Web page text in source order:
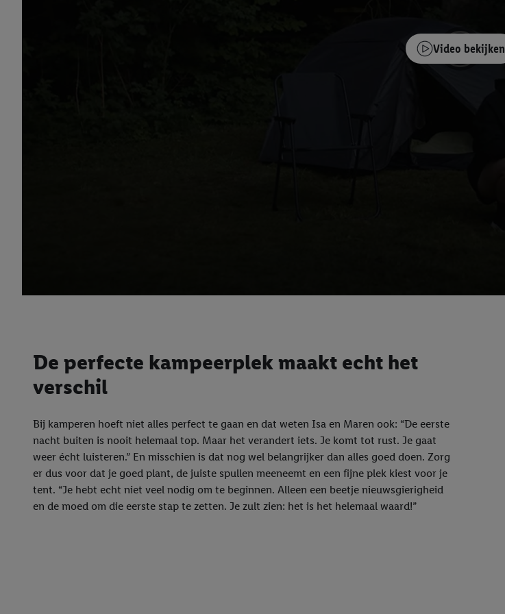
Video bekijken
De perfecte kampeerplek maakt echt het
verschil
Bij kamperen hoeft niet alles perfect te gaan en dat weten Isa en Maren ook: “De eerste
nacht buiten is nooit helemaal top. Maar het verandert iets. Je komt tot rust. Je gaat
weer écht luisteren.” En misschien is dat nog wel belangrijker dan alles goed doen. Zorg
er dus voor dat je goed plant, de juiste spullen meeneemt en een fijne plek kiest voor je
tent. “Je hebt echt niet veel nodig om te beginnen. Alleen een beetje nieuwsgierigheid
en de moed om die eerste stap te zetten. Je zult zien: het is het helemaal waard!”